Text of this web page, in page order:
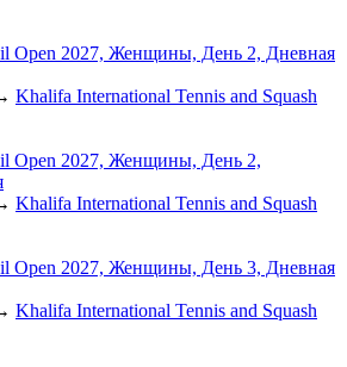
Open 2027, Женщины, День 2, Дневная
Khalifa International Tennis and Squash
Open 2027, Женщины, День 2,
Khalifa International Tennis and Squash
Open 2027, Женщины, День 3, Дневная
Khalifa International Tennis and Squash